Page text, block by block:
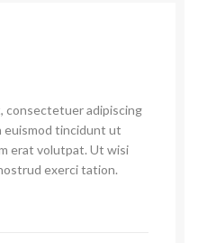
consectetuer adipiscing
euismod tincidunt ut
erat volutpat. Ut wisi
exerci tation.